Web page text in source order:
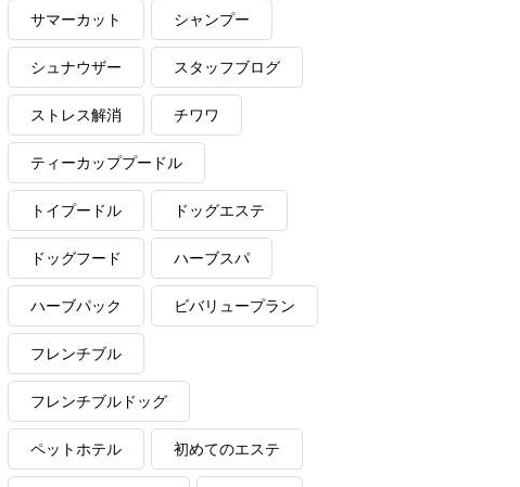
サマーカット シャンプー
シュナウザー スタッフブログ
ストレス解消 チワワ
ティーカッププードル
トイプードル ドッグエステ
ドッグフード ハーブスパ
ハーブパック ビバリュープラン
フレンチブル
フレンチブルドッグ
ペットホテル 初めてのエステ